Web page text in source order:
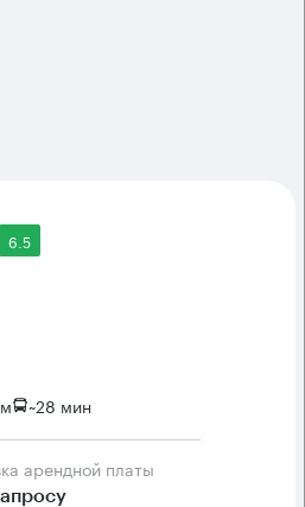
6.5
~28 мин
арендной платы